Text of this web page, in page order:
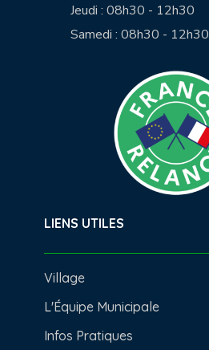
Jeudi : 08h30 - 12h30
Samedi : 08h30 - 12h30
LIENS UTILES
Village
L'Équipe Municipale
Infos Pratiques